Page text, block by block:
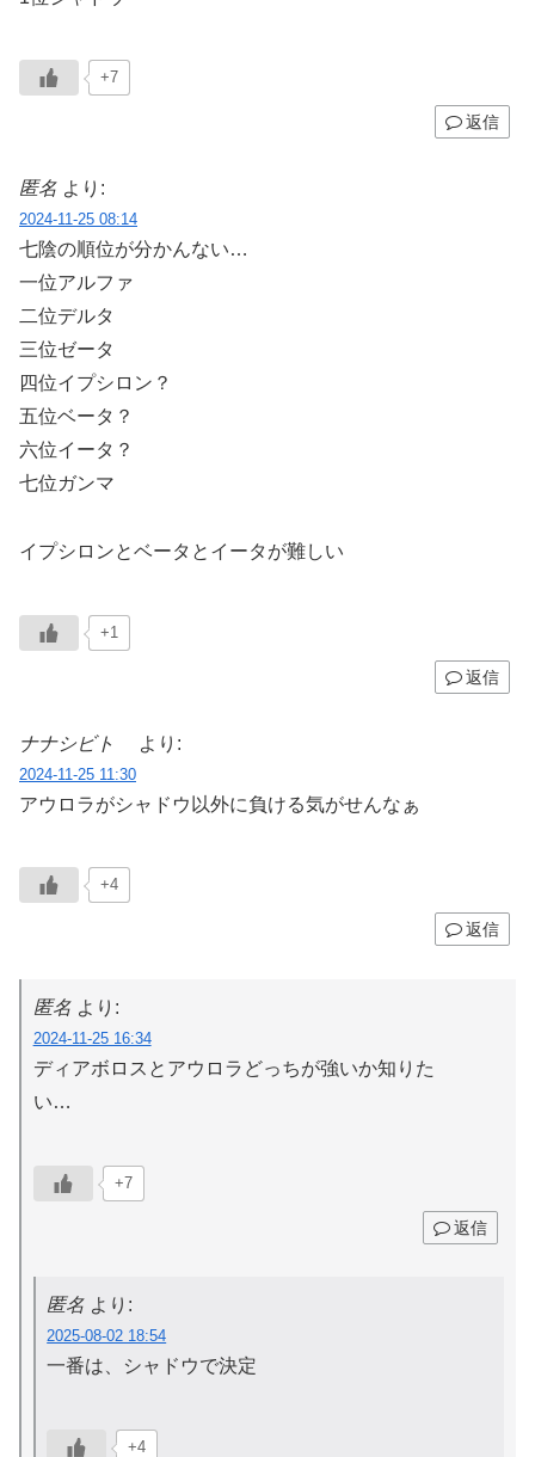
+7
返信
匿名 より:
2024-11-25 08:14
七陰の順位が分かんない…
一位アルファ
二位デルタ
三位ゼータ
四位イプシロン？
五位ベータ？
六位イータ？
七位ガンマ
イプシロンとベータとイータが難しい
+1
返信
ナナシビト より:
2024-11-25 11:30
アウロラがシャドウ以外に負ける気がせんなぁ
+4
返信
匿名 より:
2024-11-25 16:34
ディアボロスとアウロラどっちが強いか知りた
い…
+7
返信
匿名 より:
2025-08-02 18:54
一番は、シャドウで決定
+4